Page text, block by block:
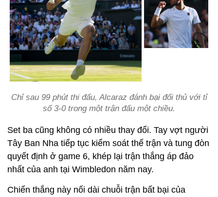
Chỉ sau 99 phút thi đấu, Alcaraz đánh bại đối thủ với tỉ
số 3-0 trong một trận đấu một chiều.
Set ba cũng không có nhiều thay đổi. Tay vợt người
Tây Ban Nha tiếp tục kiểm soát thế trận và tung đòn
quyết định ở game 6, khép lại trận thắng áp đảo
nhất của anh tại Wimbledon năm nay.
Chiến thắng này nối dài chuỗi trận bất bại của